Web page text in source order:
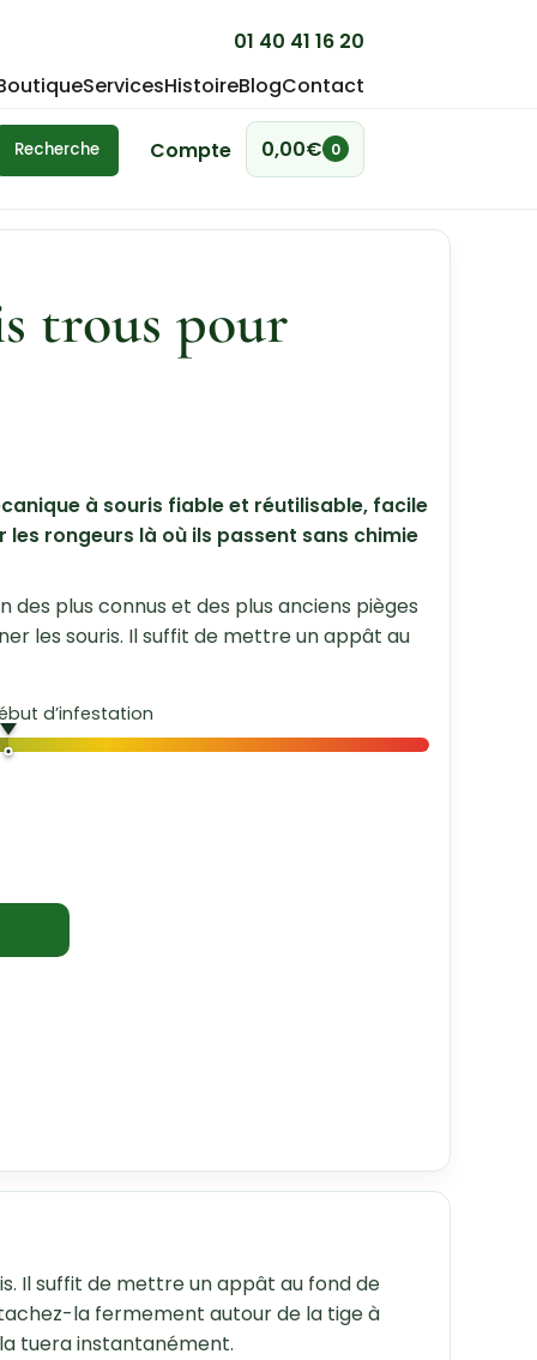
01 40 41 16 20
ServicesHistoireBlogContact
Recherche Compte 0,00€ 0
trous pour
à souris fiable et réutilisable, facile
rongeurs là où ils passent sans chimie
des plus connus et des plus anciens pièges
les souris. Il suffit de mettre un appât au
d’infestation
Il suffit de mettre un appât au fond de
la fermement autour de la tige à
tuera instantanément.